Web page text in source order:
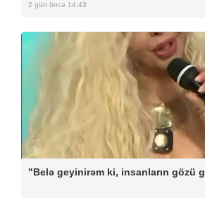
2 gün öncə 14:43
"Belə geyinirəm ki, insanların gözü